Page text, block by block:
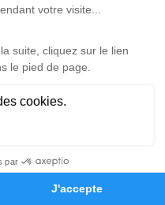
Hommages
hommage est
Je rends hommage